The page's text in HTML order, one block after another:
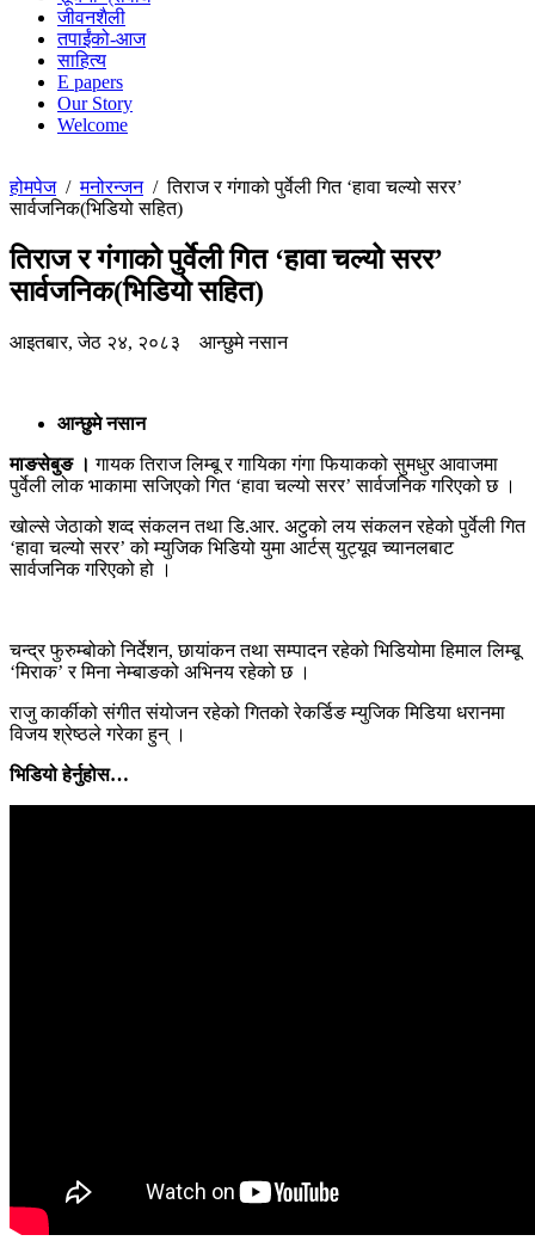
जीवनशैली
तपाईंको-आज
साहित्य
E papers
Our Story
Welcome
होमपेज/मनोरन्जन/तिराज र गंगाको पुर्वेली गित ‘हावा चल्यो सरर’
सार्वजनिक(भिडियो सहित)
तिराज र गंगाको पुर्वेली गित ‘हावा चल्यो सरर’
सार्वजनिक(भिडियो सहित)
आइतबार, जेठ २४, २०८३ आन्छुमे नसान
आन्छुमे नसान
माङसेबुङ । गायक तिराज लिम्बू र गायिका गंगा फियाकको सुमधुर आवाजमा
पुर्वेली लोक भाकामा सजिएको गित ‘हावा चल्यो सरर’ सार्वजनिक गरिएको छ ।
खोल्से जेठाको शव्द संकलन तथा डि.आर. अटुको लय संकलन रहेको पुर्वेली गित
‘हावा चल्यो सरर’ को म्युजिक भिडियो युमा आर्टस् युट्यूव च्यानलबाट
सार्वजनिक गरिएको हो ।
चन्द्र फुरुम्बोको निर्देशन, छायांकन तथा सम्पादन रहेको भिडियोमा हिमाल लिम्बू
‘मिराक’ र मिना नेम्बाङको अभिनय रहेको छ ।
राजु कार्कीको संगीत संयोजन रहेको गितको रेकर्डिङ म्युजिक मिडिया धरानमा
विजय श्रेष्ठले गरेका हुन् ।
भिडियो हेर्नुहोस…